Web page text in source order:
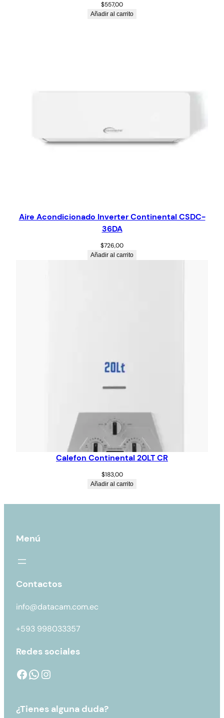
$557,00
Añadir al carrito
Aire Acondicionado Inverter Continental CSDC-
36DA
$726,00
Añadir al carrito
Calefon Continental 20LT CR
$183,00
Añadir al carrito
Menú
Contactos
info@datacam.com.ec
+593 998033357
Redes sociales
¿Tienes alguna duda?